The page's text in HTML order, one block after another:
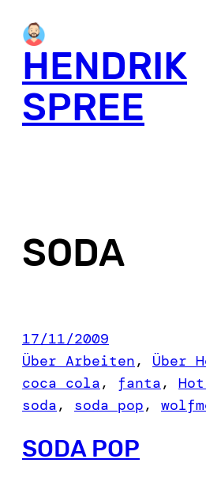
content
HENDRIK
SPREE
SODA
17/11/2009
Über Arbeiten, Über
coca cola, fanta,
soda, soda pop,
SODA POP